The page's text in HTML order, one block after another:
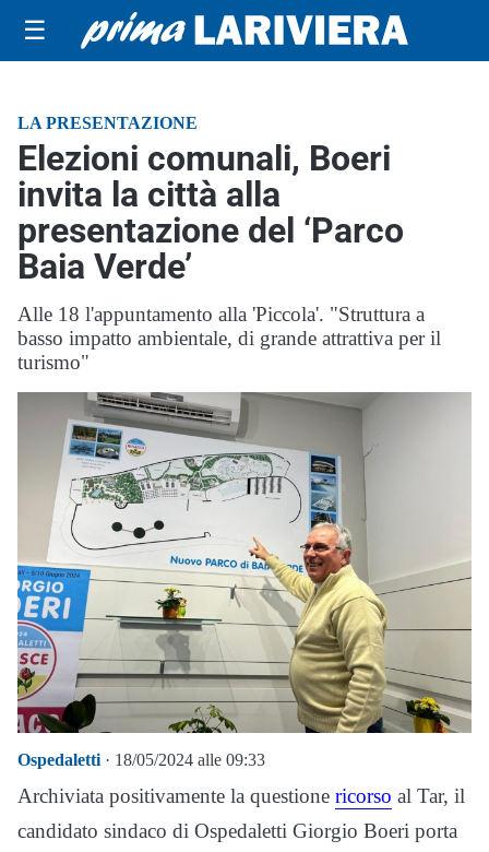
☰
LA PRESENTAZIONE
Elezioni comunali, Boeri
invita la città alla
presentazione del ‘Parco
Baia Verde’
Alle 18 l'appuntamento alla 'Piccola'. "Struttura a
basso impatto ambientale, di grande attrattiva per il
turismo"
Ospedaletti · 18/05/2024 alle 09:33
Archiviata positivamente la questione ricorso al Tar, il
candidato sindaco di Ospedaletti Giorgio Boeri porta